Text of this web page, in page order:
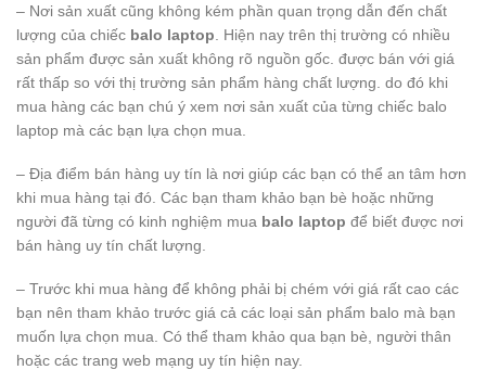
– Nơi sản xuất cũng không kém phần quan trọng dẫn đến chất
lượng của chiếc balo laptop . Hiện nay trên thị trường có nhiều
sản phẩm được sản xuất không rõ nguồn gốc. được bán với giá
rất thấp so với thị trường sản phẩm hàng chất lượng. do đó khi
mua hàng các bạn chú ý xem nơi sản xuất của từng chiếc balo
laptop mà các bạn lựa chọn mua.
– Địa điểm bán hàng uy tín là nơi giúp các bạn có thể an tâm hơn
khi mua hàng tại đó. Các bạn tham khảo bạn bè hoặc những
người đã từng có kinh nghiệm mua balo laptop để biết được nơi
bán hàng uy tín chất lượng.
– Trước khi mua hàng để không phải bị chém với giá rất cao các
bạn nên tham khảo trước giá cả các loại sản phẩm balo mà bạn
muốn lựa chọn mua. Có thể tham khảo qua bạn bè, người thân
hoặc các trang web mạng uy tín hiện nay.